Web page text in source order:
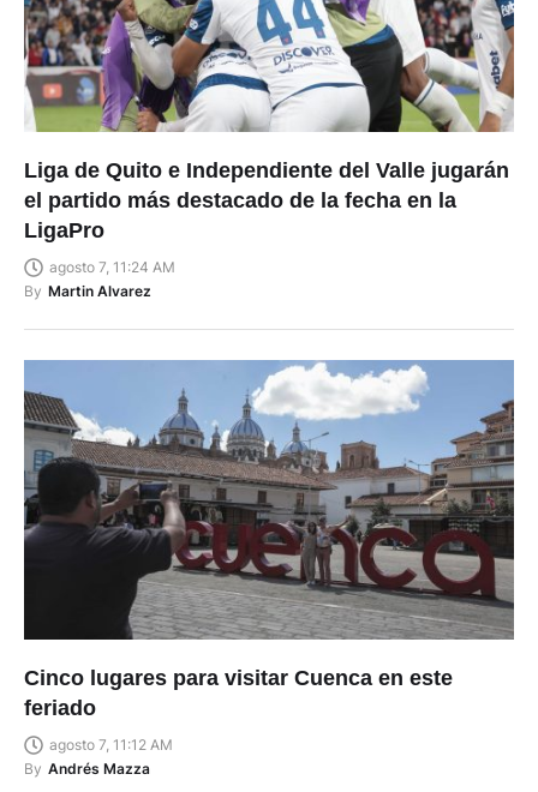
Liga de Quito e Independiente del Valle jugarán
el partido más destacado de la fecha en la
LigaPro
agosto 7, 11:24 AM
By Martin Alvarez
Cinco lugares para visitar Cuenca en este
feriado
agosto 7, 11:12 AM
By Andrés Mazza